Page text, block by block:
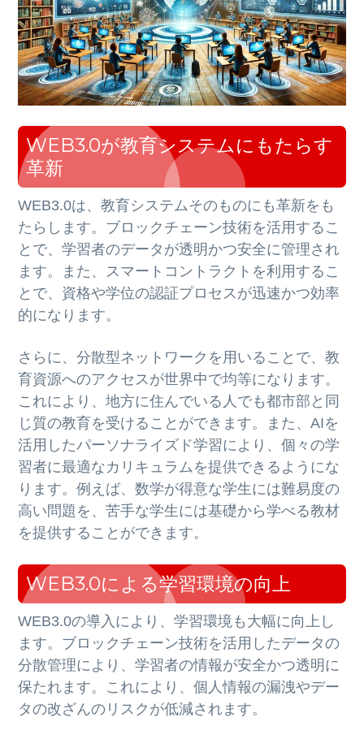
WEB3.0が教育システムにもたらす
革新
WEB3.0は、教育システムそのものにも革新をも
たらします。ブロックチェーン技術を活用するこ
とで、学習者のデータが透明かつ安全に管理され
ます。また、スマートコントラクトを利用するこ
とで、資格や学位の認証プロセスが迅速かつ効率
的になります。
さらに、分散型ネットワークを用いることで、教
育資源へのアクセスが世界中で均等になります。
これにより、地方に住んでいる人でも都市部と同
じ質の教育を受けることができます。また、AIを
活用したパーソナライズド学習により、個々の学
習者に最適なカリキュラムを提供できるようにな
ります。例えば、数学が得意な学生には難易度の
高い問題を、苦手な学生には基礎から学べる教材
を提供することができます。
WEB3.0による学習環境の向上
WEB3.0の導入により、学習環境も大幅に向上し
ます。ブロックチェーン技術を活用したデータの
分散管理により、学習者の情報が安全かつ透明に
保たれます。これにより、個人情報の漏洩やデー
タの改ざんのリスクが低減されます。